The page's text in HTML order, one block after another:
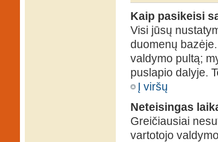
Kaip pasikeisi
Visi jūsų
duomenų
valdymo pultą;
puslapio dalyje.
Į viršų
Neteisingas
Greičiausiai
vartotojo